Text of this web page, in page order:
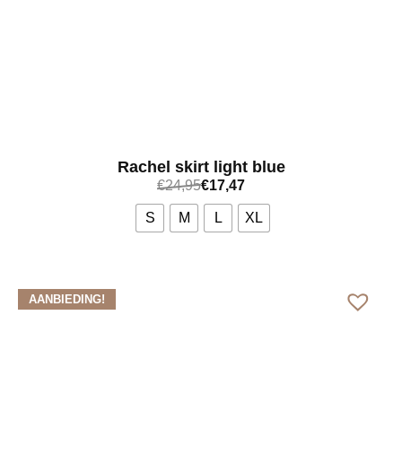
Rachel skirt light blue
€24,95€17,47
S M L XL
AANBIEDING!